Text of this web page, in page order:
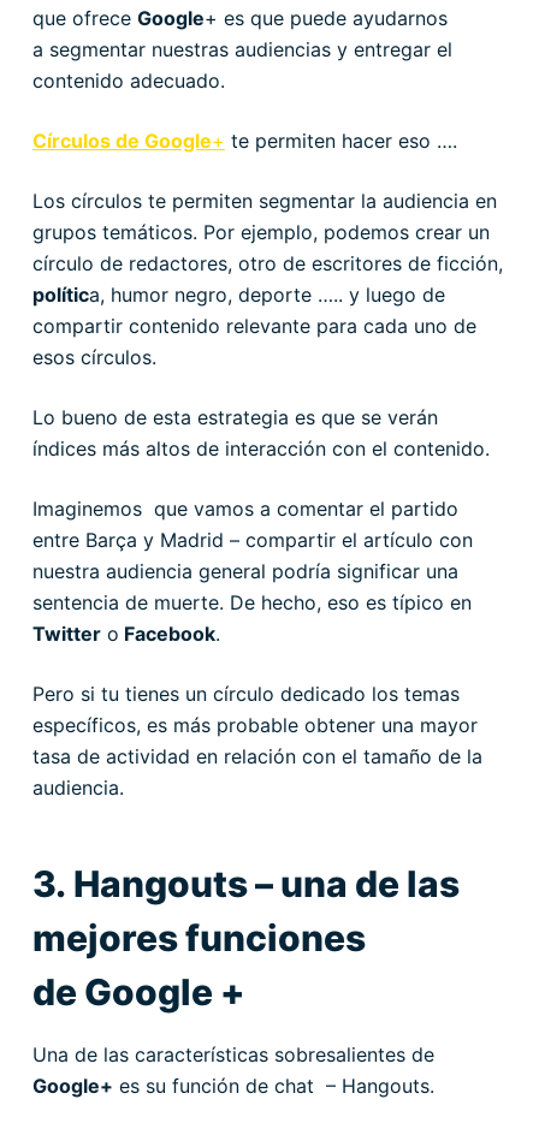
que ofrece Google+ es que puede ayudarnos
a segmentar nuestras audiencias y entregar el
contenido adecuado.
Círculos de Google+ te permiten hacer eso ….
Los círculos te permiten segmentar la audiencia en
grupos temáticos. Por ejemplo, podemos crear un
círculo de redactores, otro de escritores de ficción,
política, humor negro, deporte ….. y luego de
compartir contenido relevante para cada uno de
esos círculos.
Lo bueno de esta estrategia es que se verán
índices más altos de interacción con el contenido.
Imaginemos que vamos a comentar el partido
entre Barça y Madrid – compartir el artículo con
nuestra audiencia general podría significar una
sentencia de muerte. De hecho, eso es típico en
Twittero Facebook.
Pero si tu tienes un círculo dedicado los temas
específicos, es más probable obtener una mayor
tasa de actividad en relación con el tamaño de la
audiencia.
3. Hangouts – una de las
mejores funciones
de Google +
Una de las características sobresalientes de
Google+ es su función de chat – Hangouts.